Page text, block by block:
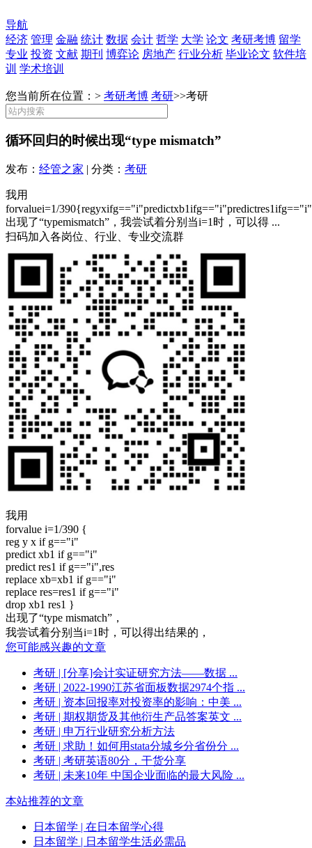
导航
经济 管理 金融 统计 数据 会计 哲学 大学 论文 考研考博 留学
专业 投资 文献 期刊 博弈论 房地产 行业分析 毕业论文 软件培
训 学术培训
您当前所在位置：> 考研考博 考研>>考研
循环回归的时候出现“type mismatch”
发布： 经管之家 | 分类： 考研
我用
forvaluei=1/
出现了“typemismatch”，我尝试着分别当i=1时，可以得 ...
扫码加入各岗位、行业、专业交流群
我用
forvalue i=1/390 {
reg y x if g=="i"
predict xb1 if g=="i"
predict res1 if g=="i",res
replace xb=xb1 if g=="i"
replace res=res1 if g=="i"
drop xb1 res1 }
出现了“type mismatch”，
我尝试着分别当i=1时，可以得出结果的，
您可能感兴趣的文章
考研 | [分享]会计实证研究方法——数据 ...
考研 | 2022-1990江苏省面板数据2974个指 ...
考研 | 资本回报率对投资率的影响：中美 ...
考研 | 期权期货及其他衍生产品答案英文 ...
考研 | 申万行业研究分析方法
考研 | 求助！如何用stata分城乡分省份分 ...
考研 | 考研英语80分，干货分享
考研 | 未来10年 中国企业面临的最大风险 ...
本站推荐的文章
日本留学 | 在日本留学心得
日本留学 | 日本留学生活必需品